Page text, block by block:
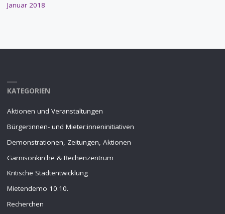
Januar 2018
KATEGORIEN
Aktionen und Veranstaltungen
Bürger:innen- und Mieter:inneninitiativen
Demonstrationen, Zeitungen, Aktionen
Garnisonkirche & Rechenzentrum
Kritische Stadtentwicklung
Mietendemo 10.10.
Recherchen